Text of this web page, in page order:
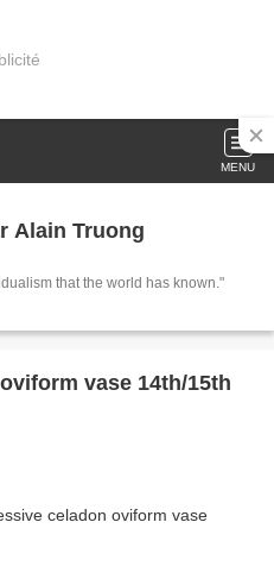
MENU
Alain Truong
that the world has known."
vase 14th/15th